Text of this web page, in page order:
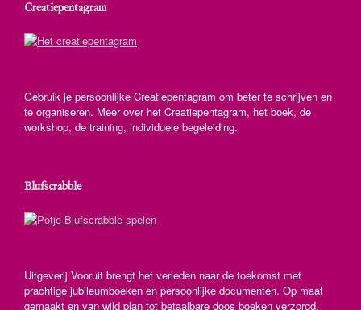
Creatiepentagram
Gebruik je persoonlijke Creatiepentagram om beter te schrijven en
te organiseren. Meer over het Creatiepentagram, het boek, de
workshop, de training, individuele begeleiding.
Blufscrabble
Uitgeverij Vooruit brengt het verleden naar de toekomst met
prachtige jubileumboeken en persoonlijke documenten. Op maat
gemaakt en van wild plan tot betaalbare doos boeken verzorgd.